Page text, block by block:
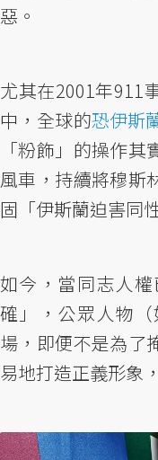
惡。
尤其在2001年911
中，全球的恐伊斯
「粉飾」的操作
風車，持續將穆斯
固「伊斯蘭迫害同
如今，當同志人
確」，公眾人物
場，即便不是為了
易地打造正義形象